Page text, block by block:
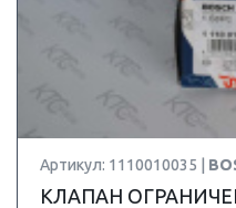
Артикул: 1110010035 |
КЛАПАН